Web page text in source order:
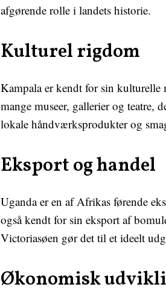
afgørende rolle i landets historie.
Kulturel rigdom
Kampala er kendt for sin
mange museer, gallerier og teatre,
lokale håndværksprodukter og
Eksport og handel
Uganda er en af Afrikas førende
også kendt for sin eksport af
Victoriasøen gør det til et ideelt
Økonomisk